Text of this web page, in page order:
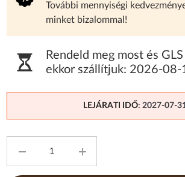
További mennyiségi
minket bizalommal!
Rendeld meg most és
ekkor szállítjuk: 2026-08-
LEJÁRATI IDŐ: 2027-07-